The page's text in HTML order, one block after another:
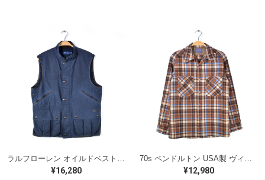
¥16,280 ¥12,980